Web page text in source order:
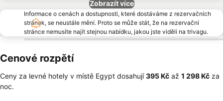
Zobrazít více
Informace o cenách a dostupnosti, které dostáváme z rezervačních
stránek, se neustále mění. Proto se může stát, že na rezervační
stránce nemusíte najít stejnou nabídku, jakou jste viděli na trivagu.
Cenové rozpětí
Ceny za levné hotely v místě Egypt dosahují‎395 Kč až ‎1 298 Kč za
noc.